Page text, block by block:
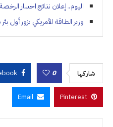
اليوم.. إعلان نتائج اختبار
وزير الطاقة الأمريكي يزور أول
شاركها 0
Pinterest
Email